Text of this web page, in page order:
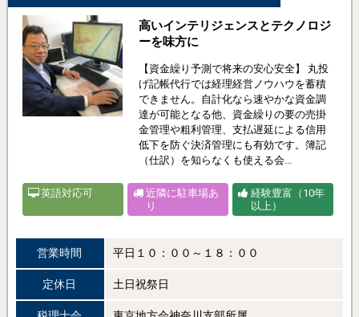
高いインテリジェンスとテクノロジ
ーを味方に
【資金繰り予測で将来の安心安全】 丸投
げ記帳代行では経理経営ノウハウを蓄積
できません。自計化なら速やかな資金調
達が可能となる他、資金繰りの要の売掛
金管理や粗利管理、支払遅延による信用
低下を防ぐ決済管理にも有効です。簿記
（仕訳）を知らなくも使える会...
英語対応可
近隣に駐車場あ
り
経験豊富（10年
以上）
営業時間 平日１０：００～１８：００
定休日 土日祝祭日